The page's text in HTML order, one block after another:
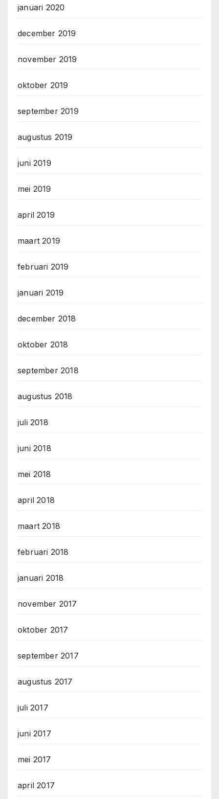
januari 2020
december 2019
november 2019
oktober 2019
september 2019
augustus 2019
juni 2019
mei 2019
april 2019
maart 2019
februari 2019
januari 2019
december 2018
oktober 2018
september 2018
augustus 2018
juli 2018
juni 2018
mei 2018
april 2018
maart 2018
februari 2018
januari 2018
november 2017
oktober 2017
september 2017
augustus 2017
juli 2017
juni 2017
mei 2017
april 2017